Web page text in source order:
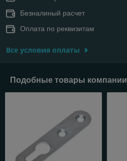
Безналиный расчет
Оплата по реквизитам
Все условия оплаты
Подобные товары компании